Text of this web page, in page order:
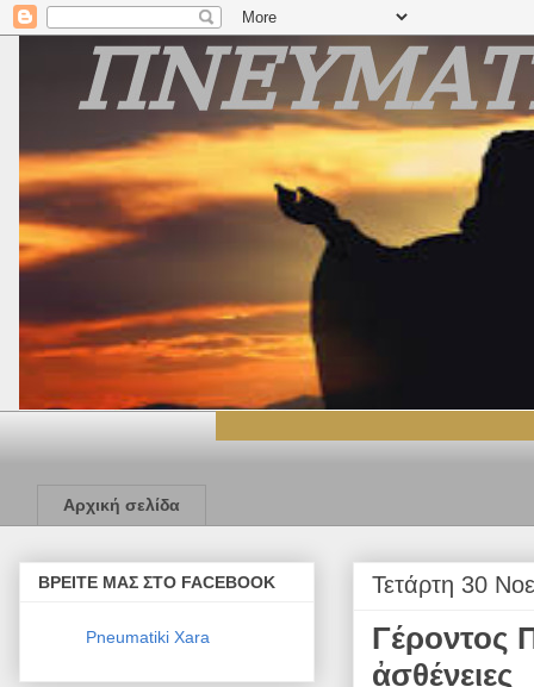
Αρχική σελίδα
Τετάρτη 30
Γέροντος
ἀσθένειες
ΒΡΕΙΤΕ ΜΑΣ ΣΤΟ FACEBOOK
Pneumatiki Xara